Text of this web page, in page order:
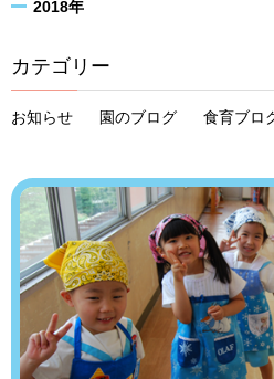
2018年
カテゴリー
お知らせ 園のブログ 食育ブロ